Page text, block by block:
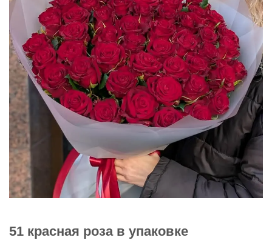
51 красная роза в упаковке